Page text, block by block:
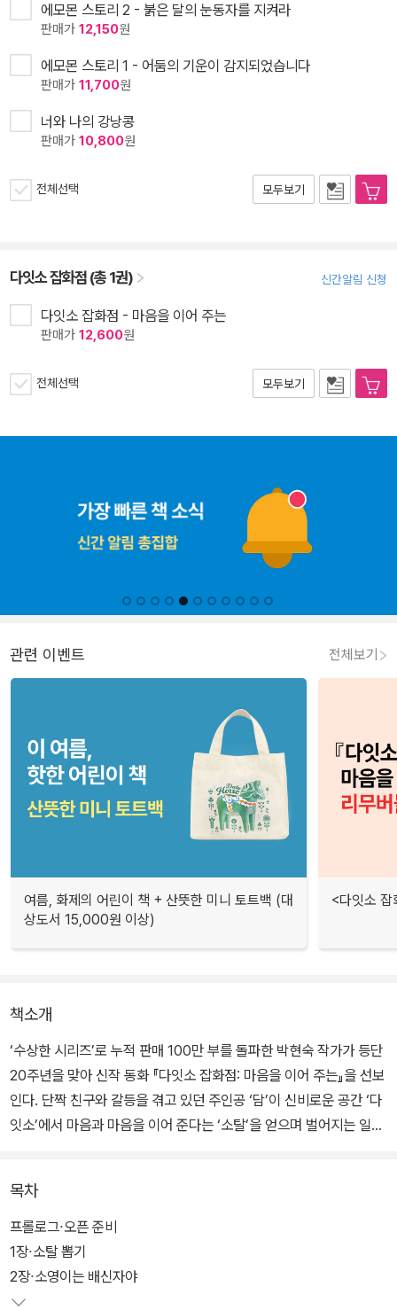
에모몬 스토리 2 - 붉은 달의 눈동자를 지켜라
판매가 12,150원
에모몬 스토리 1 - 어둠의 기운이 감지되었습니다
판매가 11,700원
너와 나의 강낭콩
판매가 10,800원
전체선택 모두보기
다잇소 잡화점 (총 1권) 신간알림 신청
다잇소 잡화점 - 마음을 이어 주는
판매가 12,600원
전체선택 모두보기
관련 이벤트 전체보기
여름, 화제의 어린이 책 + 산뜻한 미니 토트백 (대
상도서 15,000원 이상)
<다잇소
책소개
‘수상한 시리즈’로 누적 판매 100만 부를 돌파한 박현숙 작가가 등단
20주년을 맞아 신작 동화 『다잇소 잡화점: 마음을 이어 주는』을 선보
인다. 단짝 친구와 갈등을 겪고 있던 주인공 ‘담’이 신비로운 공간 ‘다
잇소’에서 마음과 마음을 이어 준다는 ‘소탈’을 얻으며 벌어지는 일을
게 풀어냈다. 작가 특유의 유머러스한 필치와 판타지적 요소가 어우
러진 빠른 사건 전개가 어린이 독자들을 사로잡는다.
목차
프롤로그∙오픈 준비
1장∙소탈 뽑기
2장∙소영이는 배신자야